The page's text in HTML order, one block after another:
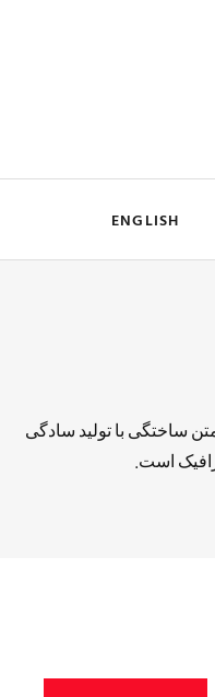
ENGLISH
ساختگی با تولید سادگی
است.